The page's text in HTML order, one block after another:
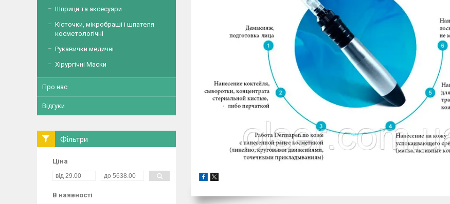
Шприци та аксесуари
Кісточки, мікробраші і шпателя
косметологічні
Рукавички медичні
Хірургічні Маски
Про нас
Відгуки
Фільтри
Ціна
В наявності